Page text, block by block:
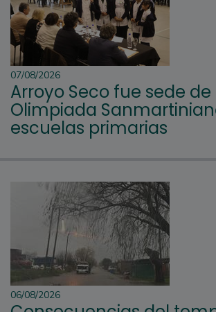
07/08/2026
Arroyo Seco fue sede de
Olimpiada
escuelas primarias
06/08/2026